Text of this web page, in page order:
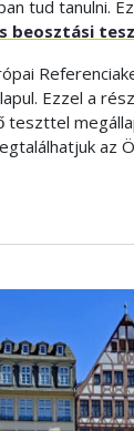
tud tanulni.
beosztási
Ezzel a
teszttel
az